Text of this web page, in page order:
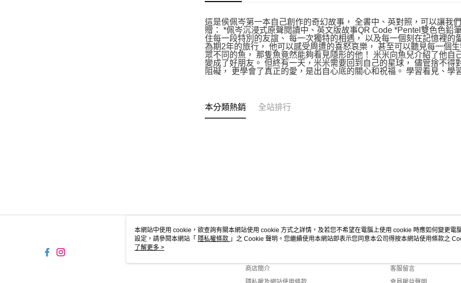
這是侯佩岑第一本自己創作的奇幻故事， 全書中、英對照，可以讓我
贈： *佩岑沉浸式原聲閱讀中、英文版故事QR Code *Pentel雙色色鉛
住每一段特別的友誼、 每一次獨特的相遇， 以及每一個刻在記憶裡的
為期2年的旅行， 他可以感受周遭的喜怒哀樂， 甚至可以聽見每一個
眾不同的魚， 那隻魚竟然能夠看見隱形的他！ 米米向魚兒介紹了他自
變成了好朋友。 但終有一天，米米需要回到自己的星球， 儘管捨不得
阻礙， 更學會了真正的愛，是出自心底的關心和祝福。 學習看見、學
本分類熱銷 全站排行
關於我們
商店簡介
客服資訊
客服留言
本網站中使用 cookie，欲查詢有關本網站使用 cookie 方式之詳情，及若您不希望在電腦上使用 cookie 時應如何變更電
設定，請參閱本網站「 隱私權條款 」之 Cookie 聲明。您繼續使用本網站即表示您同意本公司得按本網站使用條款之
使用 cookie。
了解更多 >